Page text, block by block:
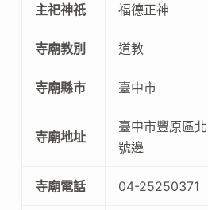
主祀神祇 福德正神
寺廟教別 道教
寺廟縣市 臺中市
寺廟地址
臺中市豐原區
號邊
寺廟電話 04-25250371